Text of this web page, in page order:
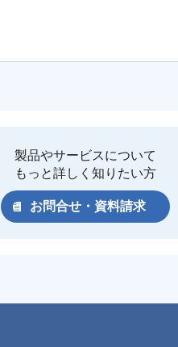
製品やサービスについて
もっと詳しく知りたい方
お問合せ・資料請求